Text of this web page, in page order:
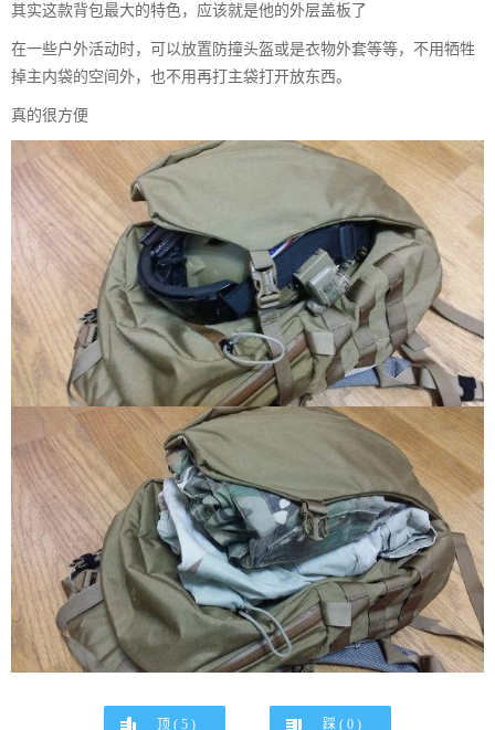
其实这款背包最大的特色，应该就是他的外层盖板了
在一些户外活动时，可以放置防撞头盔或是衣物外套等等，不用牺牲
掉主内袋的空间外，也不用再打主袋打开放东西。
真的很方便
顶 ( 5) 踩 ( 0)